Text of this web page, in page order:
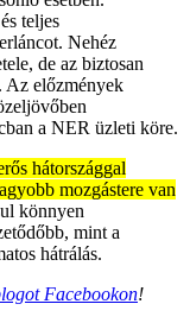
teljes
Nehéz
de az biztosan
Az előzmények
a NER üzleti köre.
hátországgal
mozgástere van
könnyen
mint a
hátrálás.
Facebookon!